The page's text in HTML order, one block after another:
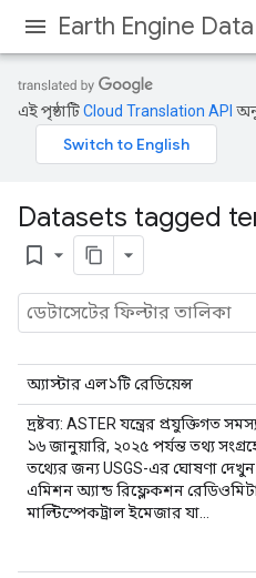
Earth Engine
এই পৃষ্ঠাটিCloud Translation API
Datasets tagged
bookmark_border
অ্যাস্টার এল১টি রেডিয়েন্স
দ্রষ্টব্য: ASTER যন্ত্রের প্রযুক্তিগত
১৬ জানুয়ারি, ২০২৫ পর্যন্ত তথ্য
তথ্যের জন্য USGS-এর ঘোষণা
এমিশন অ্যান্ড রিফ্লেকশন
মাল্টিস্পেকট্রাল ইমেজার যা…